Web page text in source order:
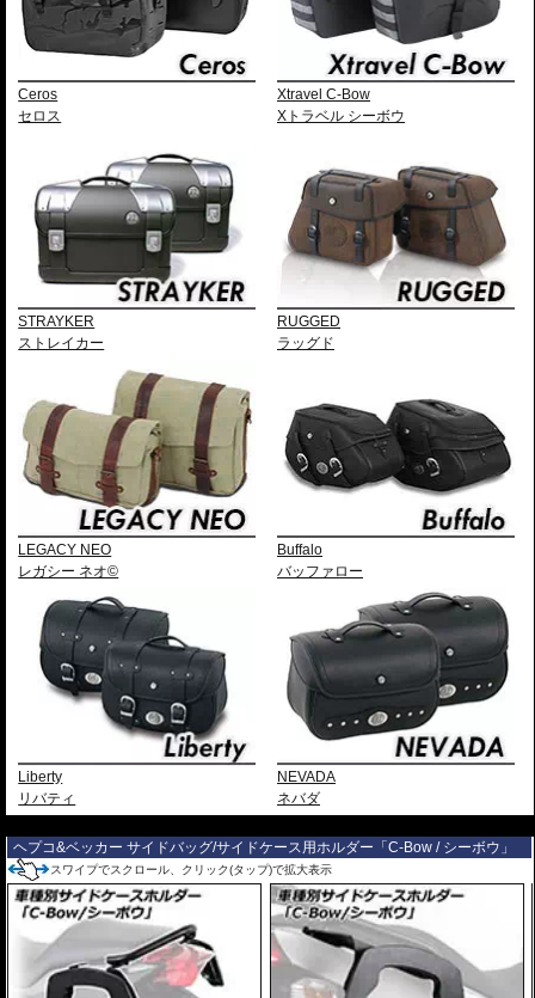
Ceros
セロス
Xtravel C-Bow
Xトラベル シーボウ
STRAYKER
ストレイカー
RUGGED
ラッグド
LEGACY NEO
レガシー ネオ©
Buffalo
バッファロー
Liberty
リバティ
NEVADA
ネバダ
ヘプコ&ベッカー サイドバッグ/サイドケース用ホルダー「C-Bow / シーボウ」
スワイプでスクロール、クリック(タップ)で拡大表示